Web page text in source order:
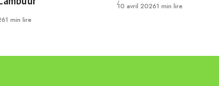
1 min lire
Publié
10 avril 20261 min lire